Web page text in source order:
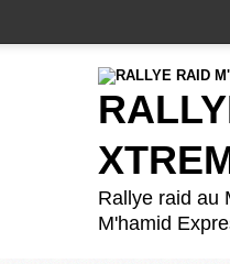
Rallye raid au
M'hamid